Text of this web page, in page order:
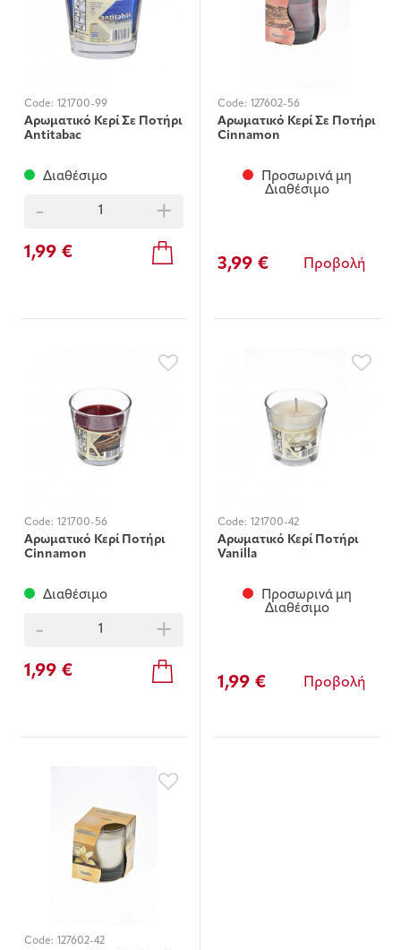
Code: 121700-99
Αρωματικό Κερί Σε Ποτήρι
Antitabac
Διαθέσιμο
- +
1,99 €
Code: 127602-56
Αρωματικό Κερί Σε Ποτήρι
Cinnamon
Προσωρινά μη
Διαθέσιμο
3,99 € Προβολή
Code: 121700-56
Αρωματικό Κερί Ποτήρι
Cinnamon
Διαθέσιμο
- +
1,99 €
Code: 121700-42
Αρωματικό Κερί Ποτήρι
Vanilla
Προσωρινά μη
Διαθέσιμο
1,99 € Προβολή
Code: 127602-42